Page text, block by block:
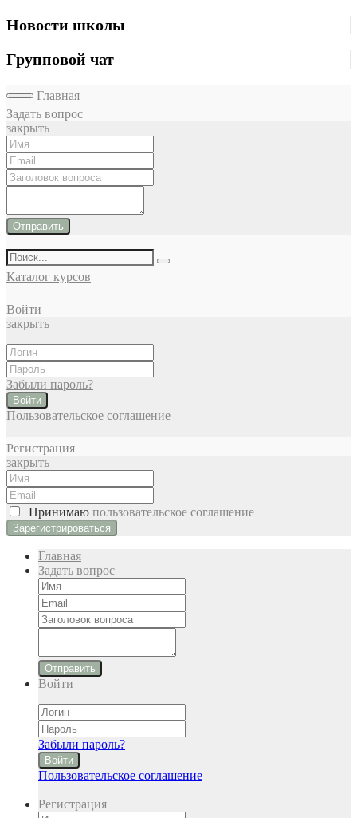
Новости школы
Групповой чат
Главная
Задать вопрос
закрыть
Отправить
Каталог курсов
Войти
закрыть
Забыли пароль?
Войти
Пользовательское соглашение
Регистрация
закрыть
Принимаю пользовательское соглашение
Главная
Задать вопрос
Отправить
Войти
Забыли пароль?
Войти
Пользовательское соглашение
Регистрация